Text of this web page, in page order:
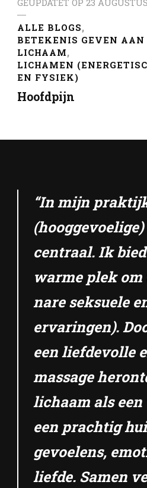
GEÜPDATET OP 23
ALLE BLOGS
BETEKENIS GEVEN AAN
LICHAAM
LICHAMEN
EN FYSIEK)
Hoofdpijn
“In mijn
centraal. Ik
warme plek
nare seksuele
ervaringen).
een liefdevolle
massage
lichaam als
een prachtig
gevoelens,
liefde. Samen